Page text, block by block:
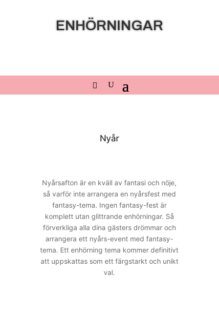
ENHÖRNINGAR
Nyår
Nyårsafton är en kväll av fantasi och nöje,
så varför inte arrangera en nyårsfest med
fantasy-tema. Ingen fantasy-fest är
komplett utan glittrande enhörningar. Så
förverkliga alla dina gästers drömmar och
arrangera ett nyårs-event med fantasy-
tema. Ett enhörning tema kommer definitivt
att uppskattas som ett färgstarkt och unikt
val.